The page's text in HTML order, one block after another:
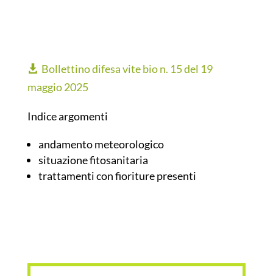
Bollettino difesa vite bio n. 15 del 19
maggio 2025
Indice argomenti
andamento meteorologico
situazione fitosanitaria
trattamenti con fioriture presenti